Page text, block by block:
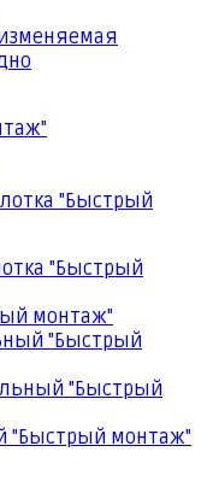
"Быстрый
"Быстрый
монтаж"
"Быстрый
"Быстрый
"Быстрый монтаж"